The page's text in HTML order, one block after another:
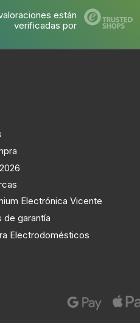
están
verificadas por
Electrónica Vicente
de garantía
Electrodomésticos